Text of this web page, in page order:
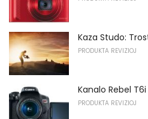
Kaza Studo:
PRODUKTA REVIZIOJ
Kanalo Rebel T6i
PRODUKTA REVIZIOJ